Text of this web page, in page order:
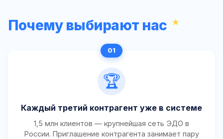
Почему выбирают нас
🏆
Каждый третий контрагент уже в системе
1,5 млн клиентов — крупнейшая сеть ЭДО в
России. Приглашение контрагента занимает пару